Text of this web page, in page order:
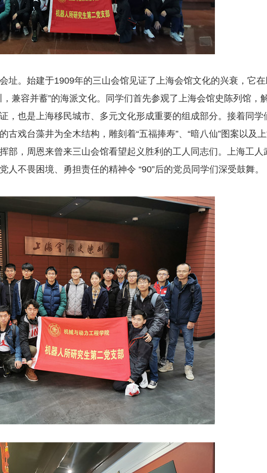
址。始建于1909年的三山会馆见证了上海会馆文化的兴衰，它
兼容并蓄”的海派文化。同学们首先参观了上海会馆史陈列馆，
，也是上海移民城市、多元文化形成重要的组成部分。接着同学
戏台藻井为全木结构，雕刻着“五福捧寿”、“暗八仙”图案以及
部，周恩来曾来三山会馆看望起义胜利的工人同志们。上海工人
不畏困境、勇担责任的精神令 “90”后的党员同学们深受鼓舞。